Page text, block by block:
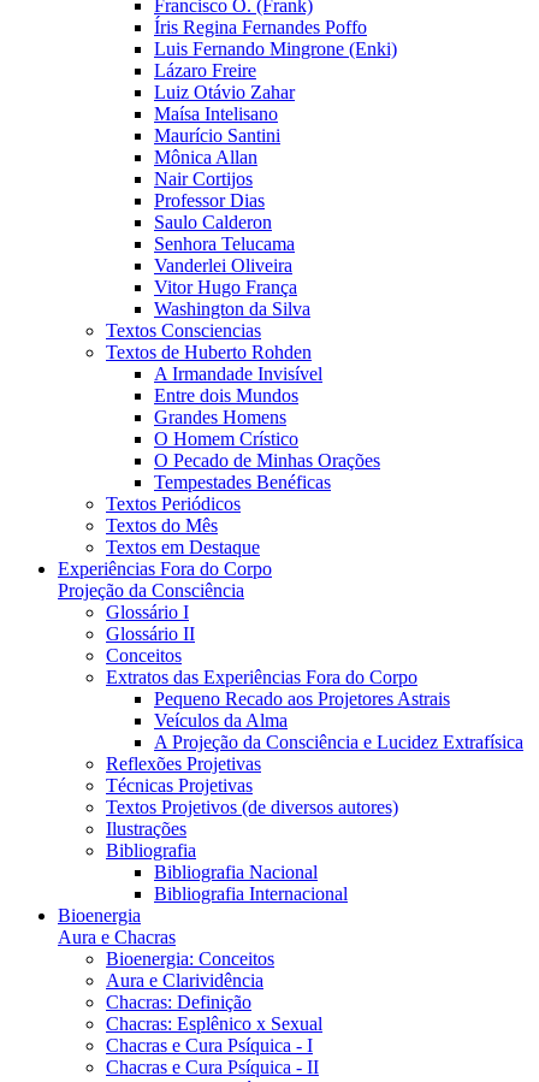
Francisco O. (Frank)
Íris Regina Fernandes Poffo
Luis Fernando Mingrone (Enki)
Lázaro Freire
Luiz Otávio Zahar
Maísa Intelisano
Maurício Santini
Mônica Allan
Nair Cortijos
Professor Dias
Saulo Calderon
Senhora Telucama
Vanderlei Oliveira
Vitor Hugo França
Washington da Silva
Textos Consciencias
Textos de Huberto Rohden
A Irmandade Invisível
Entre dois Mundos
Grandes Homens
O Homem Crístico
O Pecado de Minhas Orações
Tempestades Benéficas
Textos Periódicos
Textos do Mês
Textos em Destaque
Experiências Fora do Corpo
Projeção da Consciência
Glossário I
Glossário II
Conceitos
Extratos das Experiências Fora do Corpo
Pequeno Recado aos Projetores Astrais
Veículos da Alma
A Projeção da Consciência e Lucidez Extrafísica
Reflexões Projetivas
Técnicas Projetivas
Textos Projetivos (de diversos autores)
Ilustrações
Bibliografia
Bibliografia Nacional
Bibliografia Internacional
Bioenergia
Aura e Chacras
Bioenergia: Conceitos
Aura e Clarividência
Chacras: Definição
Chacras: Esplênico x Sexual
Chacras e Cura Psíquica - I
Chacras e Cura Psíquica - II